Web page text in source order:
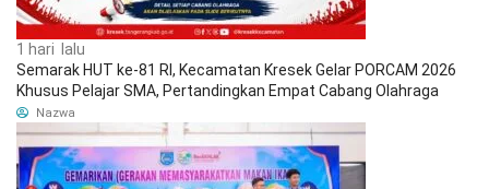
1 hari lalu
Semarak HUT ke-81 RI, Kecamatan Kresek Gelar PORCAM 2026
Khusus Pelajar SMA, Pertandingkan Empat Cabang Olahraga
Nazwa